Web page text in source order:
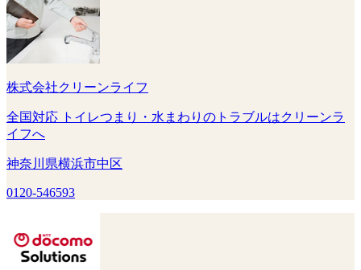
株式会社クリーンライフ
全国対応 トイレつまり・水まわりのトラブルはクリーンラ
イフへ
神奈川県横浜市中区
0120-546593